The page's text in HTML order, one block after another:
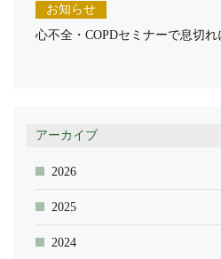
お知らせ
心不全・COPDセミナーで息切
アーカイブ
2026
2025
2024